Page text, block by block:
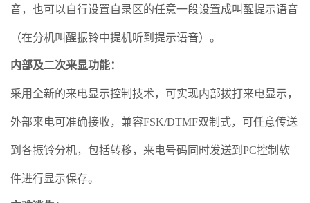
音，也可以自行设置自录区的任意一段设置成叫醒提示语音
（在分机叫醒振铃中提机听到提示语音）。
内部及二次来显功能：
采用全新的来电显示控制技术，可实现内部拨打来电显示，
外部来电可准确接收，兼容FSK/DTMF双制式，可任意传送
到各振铃分机，包括转移，来电号码同时发送到PC控制软
件进行显示保存。